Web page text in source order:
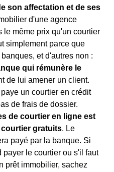
son affectation et de ses
d'une agence
le même prix qu'un courtier
simplement parce que
et d'autres non :
qui rémunère le
de lui amener un client.
un courtier en crédit
de frais de dossier.
de courtier en ligne est
gratuits. Le
payé par la banque. Si
le courtier ou s'il faut
prêt immobilier, sachez